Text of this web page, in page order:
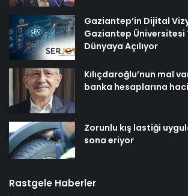
Gaziantep’in Dijital
Gaziantep Üniversitesi
Dünyaya Açılıyor
Kılıçdaroğlu’nun mal
banka hesaplarına
Zorunlu kış lastiği
sona eriyor
Rastgele Haberler